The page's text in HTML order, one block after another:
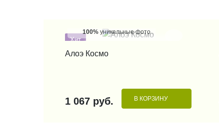
Хит
100% уникальные фото
Алоэ Космо
1 067 руб. В КОРЗИНУ